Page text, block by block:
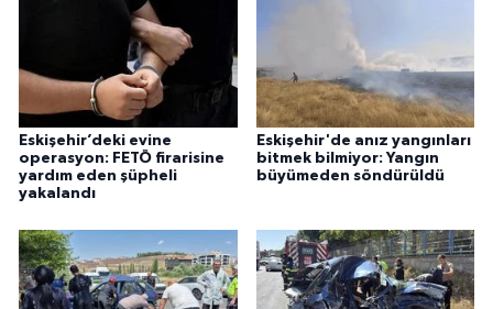
Eskişehir’deki evine
operasyon: FETÖ firarisine
yardım eden şüpheli
yakalandı
Eskişehir'de anız yangınları
bitmek bilmiyor: Yangın
büyümeden söndürüldü